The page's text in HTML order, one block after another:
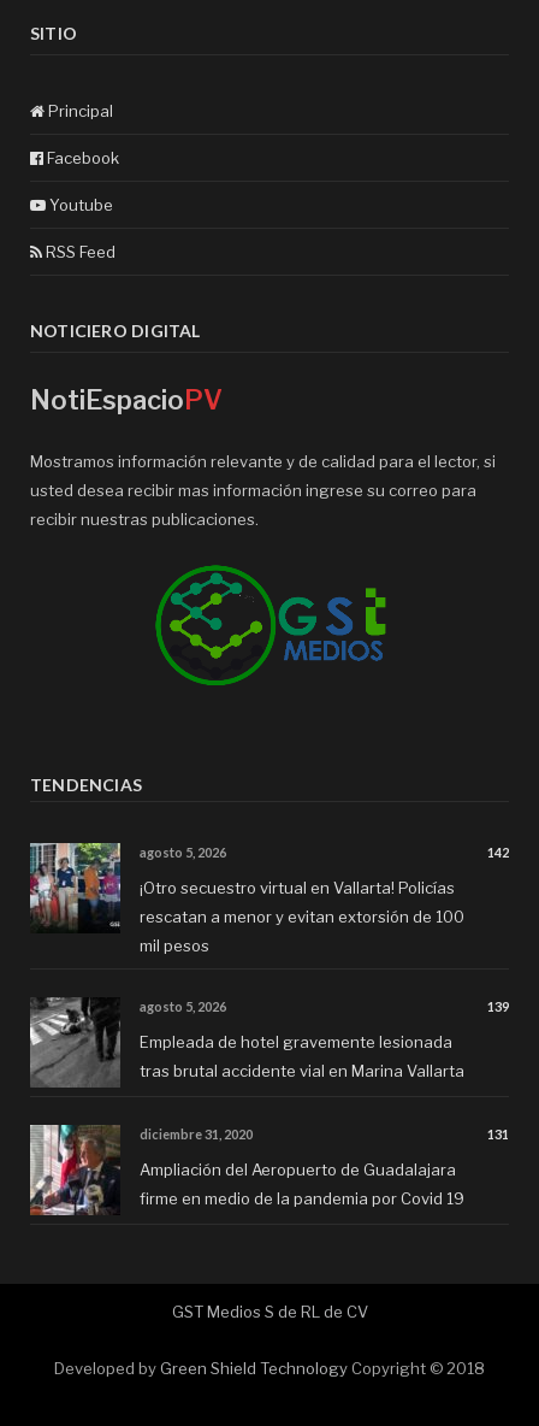
SITIO
Principal
Facebook
Youtube
RSS Feed
NOTICIERO DIGITAL
NotiEspacioPV
Mostramos información relevante y de calidad para el lector, si
usted desea recibir mas información ingrese su correo para
recibir nuestras publicaciones.
TENDENCIAS
agosto 5, 2026 142
¡Otro secuestro virtual en Vallarta! Policías
rescatan a menor y evitan extorsión de 100
mil pesos
agosto 5, 2026 139
Empleada de hotel gravemente lesionada
tras brutal accidente vial en Marina Vallarta
diciembre 31, 2020 131
Ampliación del Aeropuerto de Guadalajara
firme en medio de la pandemia por Covid 19
GST Medios S de RL de CV
Developed by Green Shield Technology Copyright © 2018